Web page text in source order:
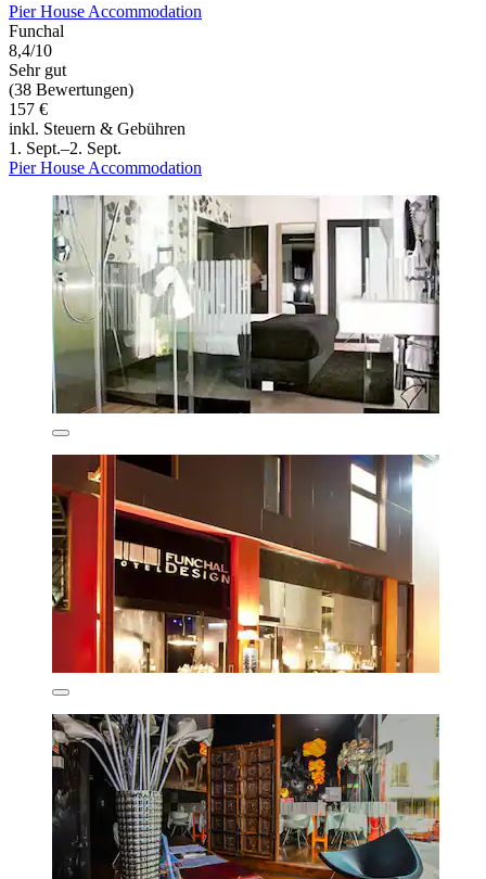
Pier House Accommodation
Funchal
8,4/10
Sehr gut
(38 Bewertungen)
157 €
inkl. Steuern & Gebühren
1. Sept.–2. Sept.
Pier House Accommodation